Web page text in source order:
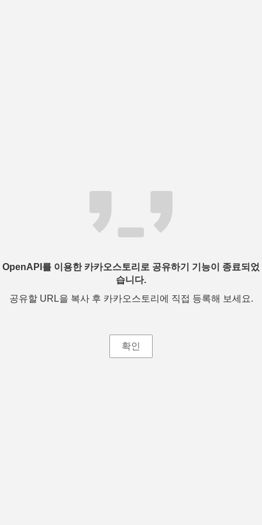
OpenAPI를 이용한 카카오스토리로 공유하기 기능이 종료되었
습니다.
공유할 URL을 복사 후 카카오스토리에 직접 등록해 보세요.
확인